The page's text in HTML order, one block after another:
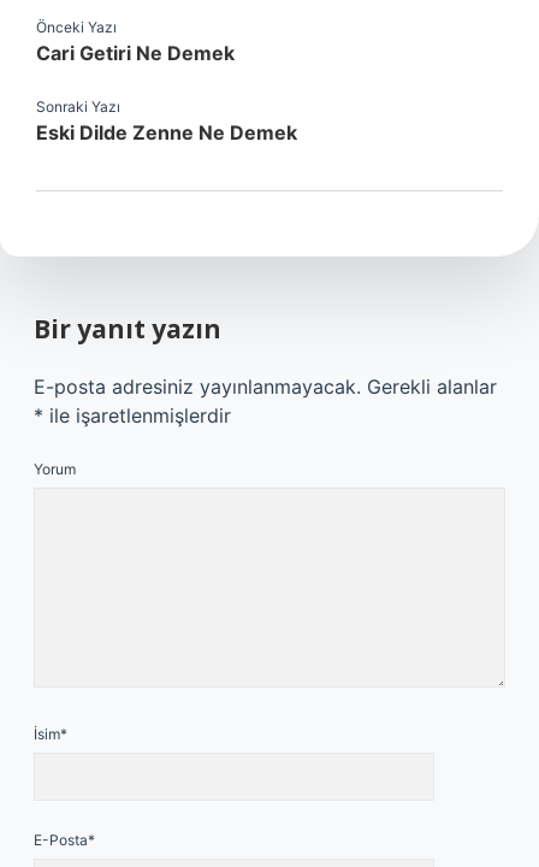
Önceki Yazı
Cari Getiri Ne Demek
Sonraki Yazı
Eski Dilde Zenne Ne Demek
Bir yanıt yazın
E-posta adresiniz yayınlanmayacak. Gerekli alanlar
* ile işaretlenmişlerdir
Yorum
İsim*
E-Posta*